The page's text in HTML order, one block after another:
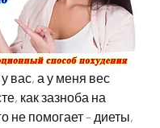
вас, а у меня вес
как зазноба на
не помогает – диеты,